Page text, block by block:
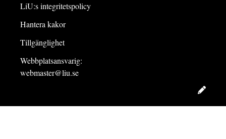
LiU:s integritetspolicy
Hantera kakor
Tillgänglighet
Webbplatsansvarig:
webmaster@liu.se